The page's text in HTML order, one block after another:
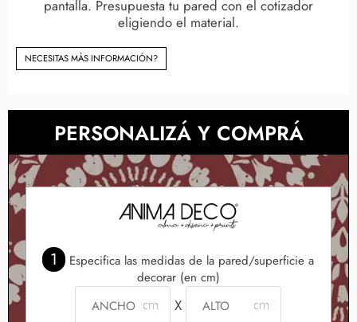
pantalla. Presupuesta tu pared con el cotizador
eligiendo el material.
NECESITAS MÀS INFORMACIÓN?
PERSONALIZÁ Y COMPRÁ
1
Especifica las medidas de la pared/superficie a
decorar (en cm)
X